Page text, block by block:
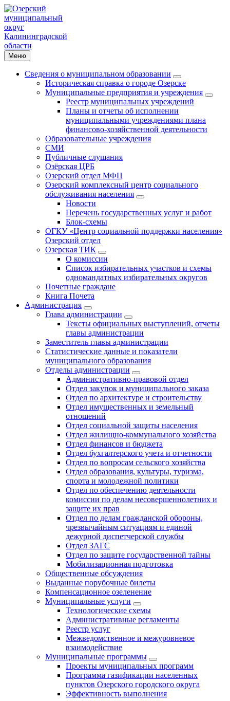
Меню
Сведения о муниципальном образовании
Историческая справка о городе Озерске
Муниципальные предприятия и учреждения
Реестр муниципальных учреждений
Планы и отчеты об исполнении
муниципальными учреждениями плана
финансово-хозяйственной деятельности
Образовательные учреждения
СМИ
Публичные слушания
Озёрская ЦРБ
Озерский отдел МФЦ
Озерский комплексный центр социального
обслуживания населения
Новости
Перечень государственных услуг и работ
Блок-схемы
ОГКУ «Центр социальной поддержки населения»
Озерский отдел
Озерская ТИК
О комиссии
Список избирательных участков и схемы
одномандатных избирательных округов
Почетные граждане
Книга Почета
Администрация
Глава администрации
Тексты официальных выступлений, отчеты
главы администрации
Заместитель главы администрации
Статистические данные и показатели
муниципального образования
Отделы администрации
Административно-правовой отдел
Отдел закупок и муниципального заказа
Отдел по архитектуре и строительству
Отдел имущественных и земельный
отношений
Отдел социальной защиты населения
Отдел жилищно-коммунального хозяйства
Отдел финансов и бюджета
Отдел бухгалтерского учета и отчетности
Отдел по вопросам сельского хозяйства
Отдел образования, культуры, туризма,
спорта и молодежной политики
Отдел по обеспечению деятельности
комиссии по делам несовершеннолетних и
защите их прав
Отдел по делам гражданской обороны,
чрезвычайным ситуациям и единой
дежурной диспетчерской службы
Отдел ЗАГС
Отдел по защите государственной тайны
Мобилизационная подготовка
Общественные обсуждения
Выданные порубочные билеты
Компенсационное озеленение
Муниципальные услуги
Технологические схемы
Административные регламенты
Реестр услуг
Межведомственное и межуровневое
взаимодействие
Муниципальные программы
Проекты муниципальных программ
Программа газификации населенных
пунктов Озерского городского округа
Эффективность выполнения